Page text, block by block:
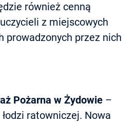
również cenną
z miejscowych
prowadzonych przez nich
Pożarna w Żydowie –
ratowniczej. Nowa